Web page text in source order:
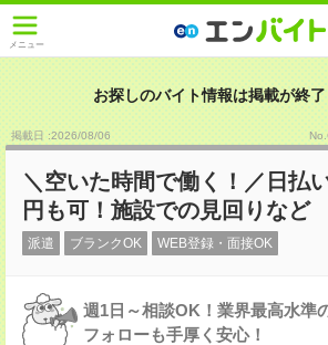
メニュー
お探しのバイト情報は掲載が終了
掲載日 :2026/08/06
＼空いた時間で働く！／日払
円も可！施設での見回りなど
派遣 ブランクOK WEB登録・面接OK
週1日～相談OK！業界最高水準
フォローも手厚く安心！